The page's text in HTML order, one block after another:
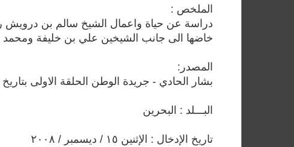
الملخص :
دراسة عن حياة واعمال الشيخ سالم بن درويش
خاضها الى جانب الشيخين علي بن خليفة ومحمد
المصدر:
بشار الحادي - جريدة الوطن الحلقة الاولى بتاريخ 23 والثانية بتاريخ 24 يونيو 2006 م
البـــلد : البحرين
تاريخ الإدخال : الإثنين ١٥ / ديسمبر / ٢٠٠٨